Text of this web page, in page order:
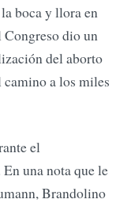
boca y llora en
Congreso dio un
del aborto
camino a los miles
el
una nota que le
Brandolino